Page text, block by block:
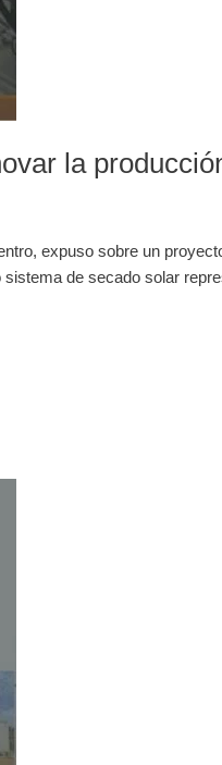
la
expuso sobre un
de secado solar